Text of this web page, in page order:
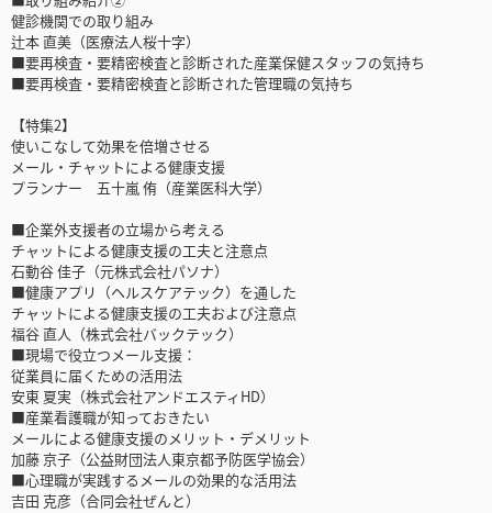
健診機関での取り組み
辻本 直美（医療法人桜十字）
■要再検査・要精密検査と診断された産業保健スタッフの気持ち
■要再検査・要精密検査と診断された管理職の気持ち
【特集2】
使いこなして効果を倍増させる
メール・チャットによる健康支援
プランナー 五十嵐 侑（産業医科大学）
■企業外支援者の立場から考える
チャットによる健康支援の工夫と注意点
石動谷 佳子（元株式会社パソナ）
■健康アプリ（ヘルスケアテック）を通した
チャットによる健康支援の工夫および注意点
福谷 直人（株式会社バックテック）
■現場で役立つメール支援：
従業員に届くための活用法
安東 夏実（株式会社アンドエスティHD）
■産業看護職が知っておきたい
メールによる健康支援のメリット・デメリット
加藤 京子（公益財団法人東京都予防医学協会）
■心理職が実践するメールの効果的な活用法
吉田 克彦（合同会社ぜんと）